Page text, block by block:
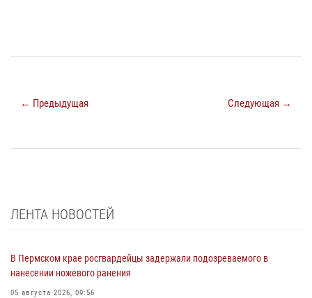
← Предыдущая Следующая →
ЛЕНТА НОВОСТЕЙ
В Пермском крае росгвардейцы задержали подозреваемого в
нанесении ножевого ранения
05 августа 2026, 09:56